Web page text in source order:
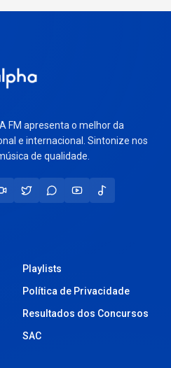
FM apresenta o melhor da
e internacional. Sintonize nos
de qualidade.
Playlists
Política de Privacidade
Resultados dos Concursos
SAC